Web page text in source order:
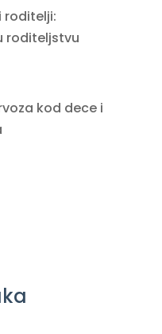
roditelji:
roditeljstvu
kod dece i